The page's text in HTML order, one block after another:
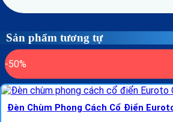
Sản phẩm tương tự
-50%
Đèn Chùm Phong Cách Cổ Điển